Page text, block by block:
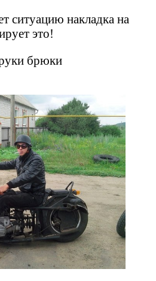
ситуацию накладка на
это!
брюки